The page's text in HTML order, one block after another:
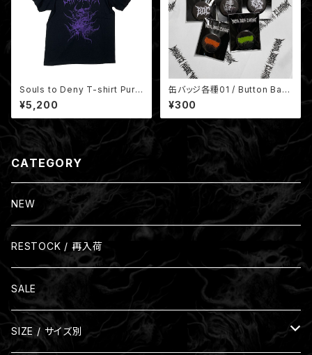
Souls to Deny T-shirt Purp
le（非売品ミニポスター付き）
¥5,200
缶バッジ各種01 / Button Bad
ges
¥300
CATEGORY
NEW
RESTOCK / 再入荷
SALE
SIZE / サイズ別